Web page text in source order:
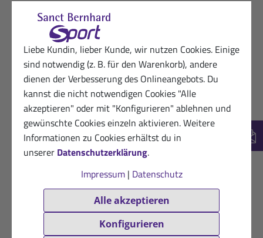
Liebe Kundin, lieber Kunde, wir nutzen Cookies. Einige
sind notwendig (z. B. für den Warenkorb), andere
dienen der Verbesserung des Onlineangebots. Du
kannst die nicht notwendigen Cookies "Alle
akzeptieren" oder mit "Konfigurieren" ablehnen und
gewünschte Cookies einzeln aktivieren. Weitere
Informationen zu Cookies erhältst du in
unserer Datenschutzerklärung.
Impressum| Datenschutz
Alle akzeptieren
Konfigurieren
★
Alles okay.
VERIFIZIERT Hilfreich? (0)
06.12.2025
Zufriedene Sanct Bernhard Sport-Kundin
★★★★★
Zieht schnell in die Haut ein ohne an der
Unterwäsche zu kleben.
Hilfreich? (0)
Dankbarer Kunde von Sanct Bernhard
Sport
★★★★★